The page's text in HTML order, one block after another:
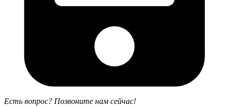
Есть вопрос? Позвоните нам сейчас!